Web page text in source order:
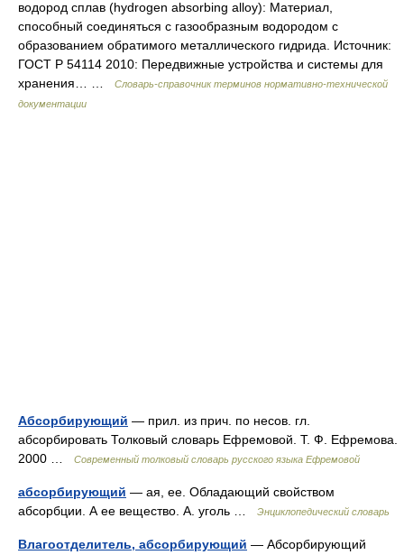
водород сплав (hydrogen absorbing alloy): Материал,
способный соединяться с газообразным водородом с
образованием обратимого металлического гидрида. Источник:
ГОСТ Р 54114 2010: Передвижные устройства и системы для
хранения… …
Словарь-справочник терминов нормативно-технической
документации
Абсорбирующий — прил. из прич. по несов. гл.
абсорбировать Толковый словарь Ефремовой. Т. Ф. Ефремова.
2000 …
Современный толковый словарь русского языка Ефремовой
абсорбирующий — ая, ее. Обладающий свойством
абсорбции. А ее вещество. А. уголь …
Энциклопедический словарь
Влагоотделитель, абсорбирующий — Абсорбирующий